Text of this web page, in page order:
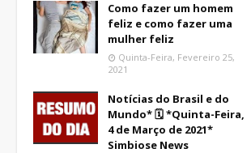
Como fazer um homem
feliz e como fazer uma
mulher feliz
Quinta-Feira, Fevereiro 25,
2021
Notícias do Brasil e do
Mundo* 🗓 *Quinta-Feira,
4 de Março de 2021*
Simbiose News